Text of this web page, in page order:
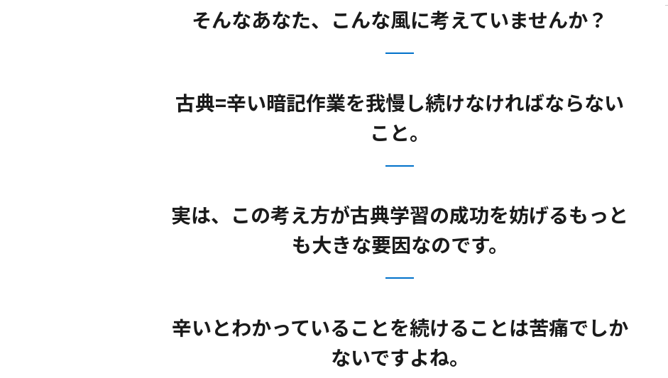
そんなあなた、こんな風に考えていませんか？
古典=辛い暗記作業を我慢し続けなければならない
こと。
実は、この考え方が古典学習の成功を妨げるもっと
も大きな要因なのです。
辛いとわかっていることを続けることは苦痛でしか
ないですよね。